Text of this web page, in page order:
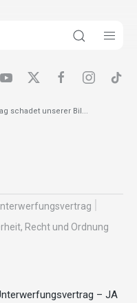
schadet unserer Bil...
Recht und Ordnung
– JA